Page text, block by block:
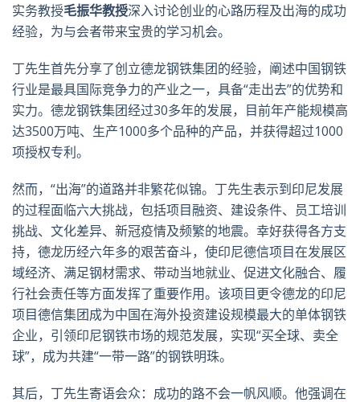
实务教授毛振华教授深入讨论创业的心路历程及出海的成功
经验，为与会者带来宝贵的学习机会。
丁先生首先分享了创立德龙钢铁集团的经验，阐述中国钢铁
行业是最具国际竞争力的产业之一，具备“走出去”的优势和
实力。德龙钢铁集团经过30多年的发展，目前年产能规模高
达3500万吨、生产1000多个品种的产品，并获得超过1000
项授权专利。
然而，“出海”的道路并非繁花似锦。丁先生表示到印尼发展
的过程面临六大挑战，包括项目融资、建设条件、员工培训
挑战、文化差异、新冠疫情及频繁的地震。幸好获得各方支
持，德龙历经六年多的艰苦奋斗，使印尼德信项目在发展区
域经济、满足钢材需求、带动当地就业、促进文化融合、履
行社会责任等方面发挥了重要作用。该项目更令德龙的印尼
项目德信集团成为中国在海外投资建设规模最大的单体钢铁
企业，引领印尼钢铁市场的规范发展，实现“买全球、卖全
球”，成为共建“一带一路”的钢铁明珠。
其后，丁先生寄语会众：成功的路不会一帆风顺。他强调在